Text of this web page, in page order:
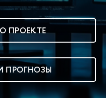
ПРОЕКТЕ
ПРОГНОЗЫ